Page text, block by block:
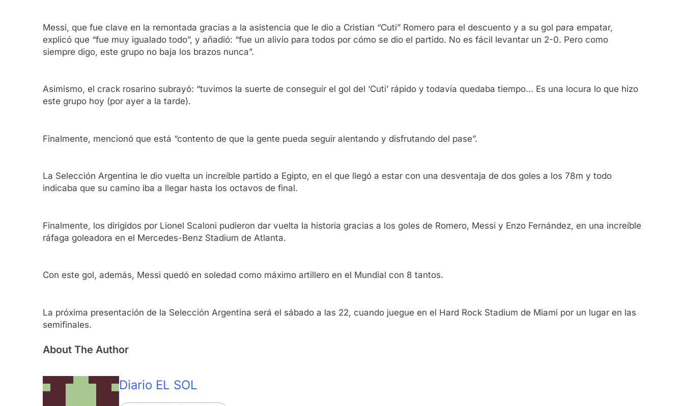
Messi, que fue clave en la remontada gracias a la asistencia que le dio a Cristian “Cuti” Romero para el descuento y a su gol para empatar,
explicó que “fue muy igualado todo”, y añadió: “fue un alivio para todos por cómo se dio el partido. No es fácil levantar un 2-0. Pero como
siempre digo, este grupo no baja los brazos nunca”.
Asimismo, el crack rosarino subrayó: “tuvimos la suerte de conseguir el gol del ‘Cuti’ rápido y todavía quedaba tiempo… Es una locura lo que hizo
este grupo hoy (por ayer a la tarde).
Finalmente, mencionó que está “contento de que la gente pueda seguir alentando y disfrutando del pase”.
La Selección Argentina le dio vuelta un increíble partido a Egipto, en el que llegó a estar con una desventaja de dos goles a los 78m y todo
indicaba que su camino iba a llegar hasta los octavos de final.
Finalmente, los dirigidos por Lionel Scaloni pudieron dar vuelta la historia gracias a los goles de Romero, Messi y Enzo Fernández, en una increíble
ráfaga goleadora en el Mercedes-Benz Stadium de Atlanta.
Con este gol, además, Messi quedó en soledad como máximo artillero en el Mundial con 8 tantos.
La próxima presentación de la Selección Argentina será el sábado a las 22, cuando juegue en el Hard Rock Stadium de Miami por un lugar en las
semifinales.
About The Author
Diario EL SOL